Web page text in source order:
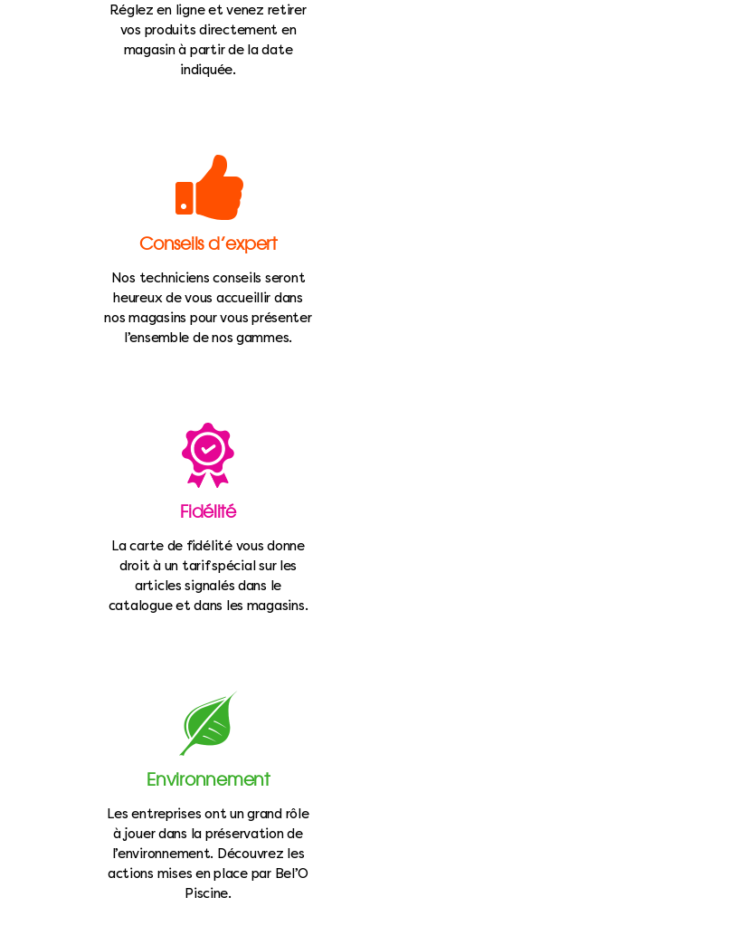
Réglez en ligne et venez retirer
vos produits directement en
magasin à partir de la date
indiquée.
Conseils d’expert
Nos techniciens conseils seront
heureux de vous accueillir dans
nos magasins pour vous présenter
l’ensemble de nos gammes.
Fidélité
La carte de fidélité vous donne
droit à un tarif spécial sur les
articles signalés dans le
catalogue et dans les magasins.
Environnement
Les entreprises ont un grand rôle
à jouer dans la préservation de
l’environnement. Découvrez les
actions mises en place par Bel’O
Piscine.